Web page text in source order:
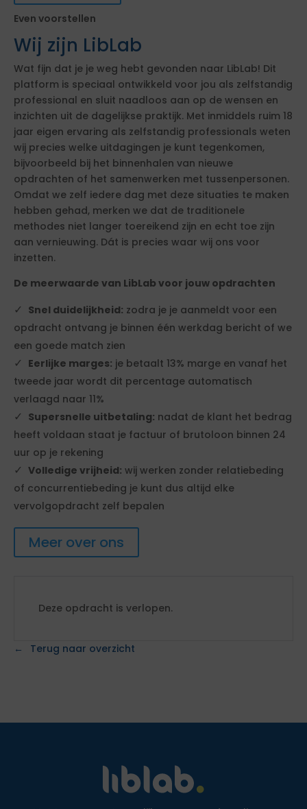
Even voorstellen
Wij zijn LibLab
Wat fijn dat je je weg hebt gevonden naar LibLab! Dit
platform is speciaal ontwikkeld voor jou als zelfstandig
professional en sluit naadloos aan op de wensen en
inzichten uit de dagelijkse praktijk. Met inmiddels ruim 18
jaar eigen ervaring als zelfstandig professionals weten
wij precies welke uitdagingen je kunt tegenkomen,
bijvoorbeeld bij het binnenhalen van nieuwe
opdrachten of het samenwerken met tussenpersonen.
Omdat we zelf iedere dag met deze situaties te maken
hebben gehad, merken we dat de traditionele
methodes niet langer toereikend zijn en echt toe zijn
aan vernieuwing. Dát is precies waar wij ons voor
inzetten.
De meerwaarde van LibLab voor jouw opdrachten
Snel duidelijkheid: zodra je je aanmeldt voor een
opdracht ontvang je binnen één werkdag bericht of we
een goede match zien
Eerlijke marges: je betaalt 13% marge en vanaf het
tweede jaar wordt dit percentage automatisch
verlaagd naar 11%
Supersnelle uitbetaling: nadat de klant het bedrag
heeft voldaan staat je factuur of brutoloon binnen 24
uur op je rekening
Volledige vrijheid: wij werken zonder relatiebeding
of concurrentiebeding je kunt dus altijd elke
vervolgopdracht zelf bepalen
Meer over ons
Deze opdracht is verlopen.
Terug naar overzicht